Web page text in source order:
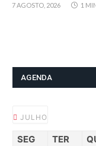
7 AGOSTO, 2026 1
AGENDA
JULHO
SEG TER